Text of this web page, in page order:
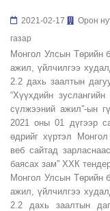
2021-02-17 Орон
газар
Монгол Улсын Төрийн
ажил, үйлчилгээ
2.2 дахь заалтын
“Хүүхдийн
сүлжээний ажил”-ын
2021 оны 01 дүгээр
өдрийг хүртэл
веб сайтад
баясах зам” ХХК
Монгол Улсын Төрийн
ажил, үйлчилгээ
2.2 дахь заалтын